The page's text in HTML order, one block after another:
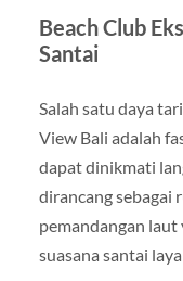
Beach Club
Santai
Salah satu daya
View Bali adalah
dapat dinikmati
dirancang sebagai
pemandangan laut
suasana santai